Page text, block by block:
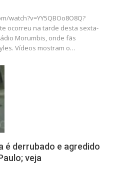
watch?v=YY5QBOo8O8Q?
ocorreu na tarde desta sexta-
Morumbis, onde fãs
Vídeos mostram o…
é derrubado e agredido
veja